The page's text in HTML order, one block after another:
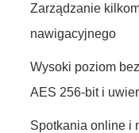
Zarządzanie
nawigacyjnego
Wysoki poziom
AES 256-bit i
Spotkania online i